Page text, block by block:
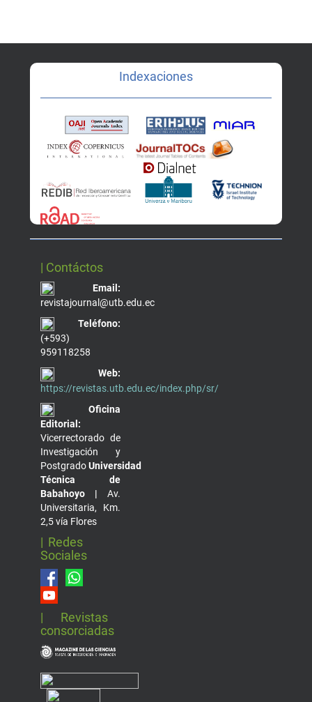
Indexaciones
| Contáctos
Email:
revistajournal@utb.edu.ec
Teléfono:
(+593)
959118258
Web:
https://revistas.utb.edu.ec/index.php/sr/
Oficina
Editorial:
Vicerrectorado de
Investigación y
PostgradoUniversidad
Técnica de
Babahoyo | Av.
Universitaria, Km.
2,5 vía Flores
| Redes
Sociales
| Revistas
consorciadas